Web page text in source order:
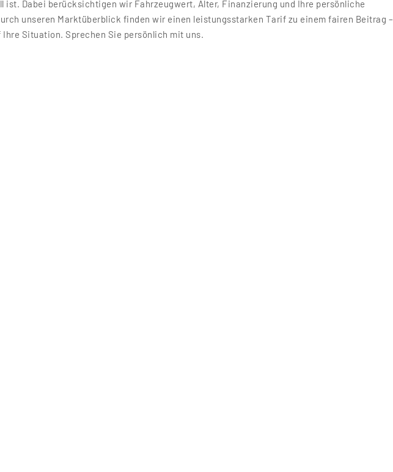
Dabei berücksichtigen wir Fahrzeugwert, Alter, Finanzierung und Ihre persönliche
unseren Marktüberblick finden wir einen leistungsstarken Tarif zu einem fairen Beitrag –
Situation. Sprechen Sie persönlich mit uns.